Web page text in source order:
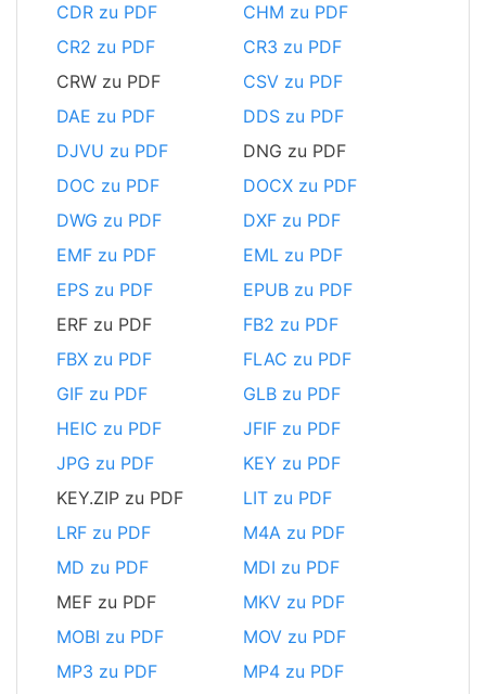
CDR zu PDF
CHM zu PDF
CR2 zu PDF
CR3 zu PDF
CRW zu PDF
CSV zu PDF
DAE zu PDF
DDS zu PDF
DJVU zu PDF
DNG zu PDF
DOC zu PDF
DOCX zu PDF
DWG zu PDF
DXF zu PDF
EMF zu PDF
EML zu PDF
EPS zu PDF
EPUB zu PDF
ERF zu PDF
FB2 zu PDF
FBX zu PDF
FLAC zu PDF
GIF zu PDF
GLB zu PDF
HEIC zu PDF
JFIF zu PDF
JPG zu PDF
KEY zu PDF
KEY.ZIP zu PDF
LIT zu PDF
LRF zu PDF
M4A zu PDF
MD zu PDF
MDI zu PDF
MEF zu PDF
MKV zu PDF
MOBI zu PDF
MOV zu PDF
MP3 zu PDF
MP4 zu PDF